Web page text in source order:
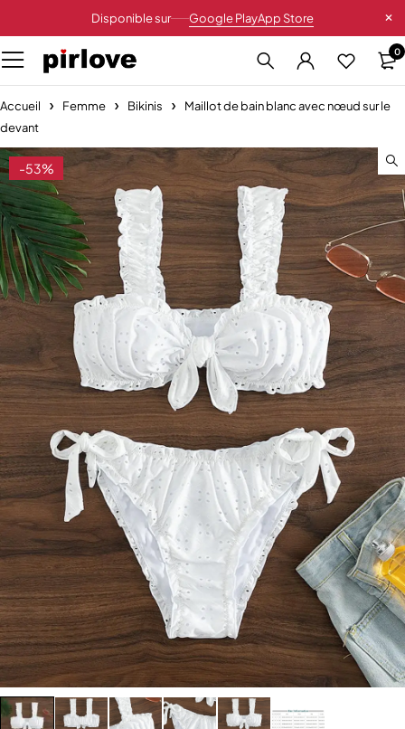
Disponible sur Google PlayApp Store
0
Accueil Femme Bikinis
Maillot de bain blanc avec nœud sur le
devant
-53%